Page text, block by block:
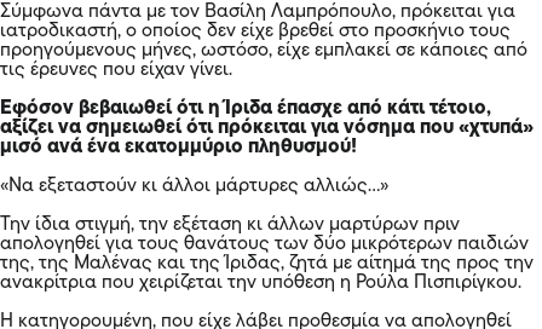
Σύμφωνα πάντα με τον Βασίλη Λαμπρόπουλο, πρόκειται για
ιατροδικαστή, ο οποίος δεν είχε βρεθεί στο προσκήνιο τους
προηγούμενους μήνες, ωστόσο, είχε εμπλακεί σε κάποιες από
τις έρευνες που είχαν γίνει.
Εφόσον βεβαιωθεί ότι η Ίριδα έπασχε από κάτι τέτοιο,
αξίζει να σημειωθεί ότι πρόκειται για νόσημα που «χτυπά»
μισό ανά ένα εκατομμύριο πληθυσμού!
«Να εξεταστούν κι άλλοι μάρτυρες αλλιώς…»
Την ίδια στιγμή, την εξέταση κι άλλων μαρτύρων πριν
απολογηθεί για τους θανάτους των δύο μικρότερων παιδιών
της, της Μαλένας και της Ίριδας, ζητά με αίτημά της προς την
ανακρίτρια που χειρίζεται την υπόθεση η Ρούλα Πισπιρίγκου.
Η κατηγορουμένη, που είχε λάβει προθεσμία να απολογηθεί